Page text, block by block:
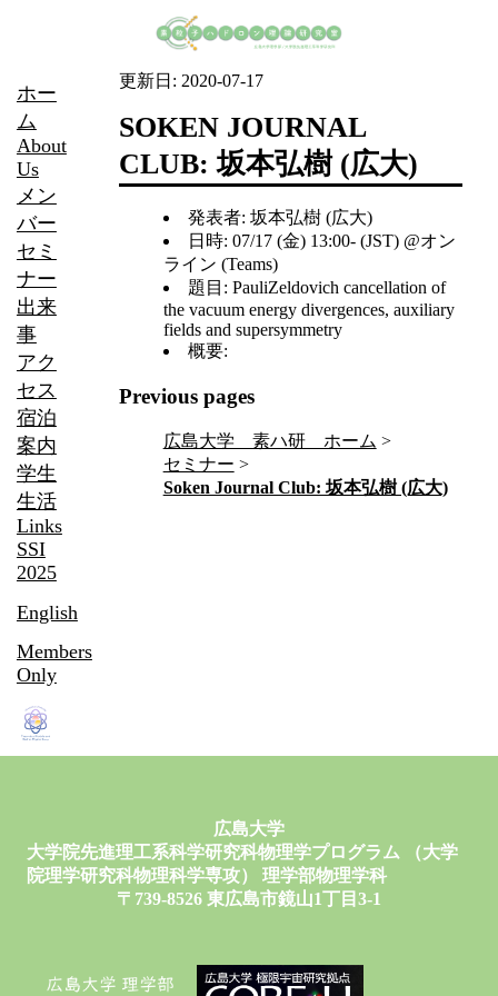
ホー
ム
About
Us
メン
バー
セミ
ナー
出来
事
アク
セス
宿泊
案内
学生
生活
Links
SSI
2025
English
Members
Only
更新日: 2020-07-17
SOKEN JOURNAL
CLUB: 坂本弘樹 (広大)
発表者: 坂本弘樹 (広大)
日時: 07/17 (金) 13:00- (JST) @オン
ライン (Teams)
題目: PauliZeldovich cancellation of
the vacuum energy divergences, auxiliary
fields and supersymmetry
概要:
Previous pages
広島大学 素ハ研 ホーム
セミナー
Soken Journal Club: 坂本弘樹 (広大)
広島大学
大学院先進理工系科学研究科物理学プログラム （大学
院理学研究科物理科学専攻） 理学部物理学科
〒739-8526 東広島市鏡山1丁目3-1